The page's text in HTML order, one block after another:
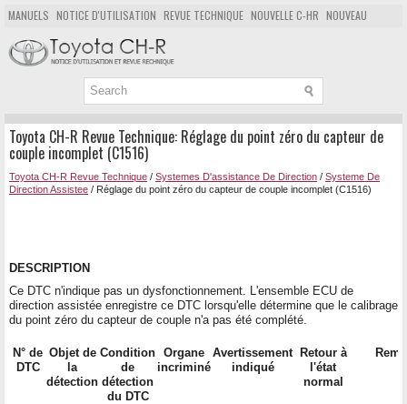
MANUELS NOTICE D'UTILISATION REVUE TECHNIQUE NOUVELLE C-HR NOUVEAU
POPULAIRE
PLAN DU SITE CHERCHER
Toyota CH-R Revue Technique: Réglage du point zéro du capteur de
couple incomplet (C1516)
Toyota CH-R Revue Technique / Systemes D'assistance De Direction / Systeme De
Direction Assistee / Réglage du point zéro du capteur de couple incomplet (C1516)
DESCRIPTION
Ce DTC n'indique pas un dysfonctionnement. L'ensemble ECU de
direction assistée enregistre ce DTC lorsqu'elle détermine que le calibrage
du point zéro du capteur de couple n'a pas été complété.
N° de
DTC
Objet de
la
détection
Condition
de
détection
du DTC
Organe
incriminé
Avertissement
indiqué
Retour à
l'état
normal